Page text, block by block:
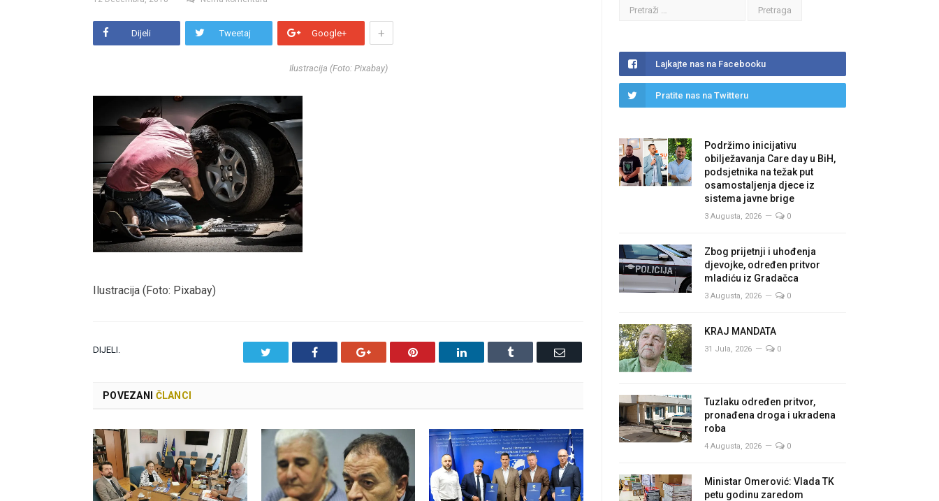
Dijeli Tweetaj Google+ +
Ilustracija (Foto: Pixabay)
Ilustracija (Foto: Pixabay)
DIJELI. Facebook Google+ Pinterest LinkedIn Tumblr Email
POVEZANI ČLANCI
Lajkajte nas na Facebooku
Pratite nas na Twitteru
Podržimo inicijativu
obilježavanja Care day u BiH,
podsjetnika na težak put
osamostaljenja djece iz
sistema javne brige
3 Augusta, 2026 0
Zbog prijetnji i uhođenja
djevojke, određen pritvor
mladiću iz Gradačca
3 Augusta, 2026 0
KRAJ MANDATA
31 Jula, 2026 0
Tuzlaku određen pritvor,
pronađena droga i ukradena
roba
4 Augusta, 2026 0
Ministar Omerović: Vlada TK
petu godinu zaredom